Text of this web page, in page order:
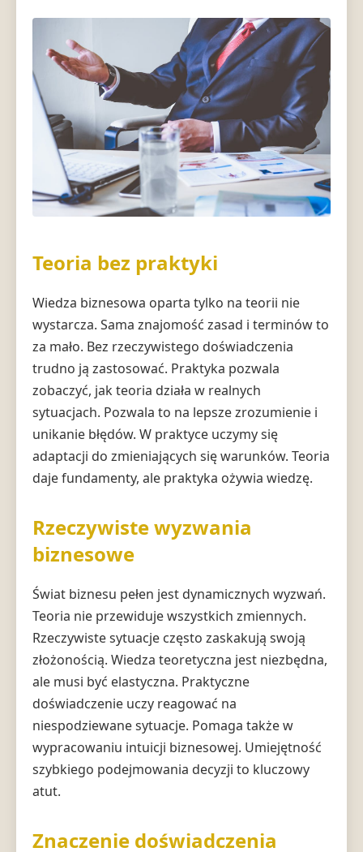
Teoria bez praktyki
Wiedza biznesowa oparta tylko na teorii nie
wystarcza. Sama znajomość zasad i terminów to
za mało. Bez rzeczywistego doświadczenia
trudno ją zastosować. Praktyka pozwala
zobaczyć, jak teoria działa w realnych
sytuacjach. Pozwala to na lepsze zrozumienie i
unikanie błędów. W praktyce uczymy się
adaptacji do zmieniających się warunków. Teoria
daje fundamenty, ale praktyka ożywia wiedzę.
Rzeczywiste wyzwania
biznesowe
Świat biznesu pełen jest dynamicznych wyzwań.
Teoria nie przewiduje wszystkich zmiennych.
Rzeczywiste sytuacje często zaskakują swoją
złożonością. Wiedza teoretyczna jest niezbędna,
ale musi być elastyczna. Praktyczne
doświadczenie uczy reagować na
niespodziewane sytuacje. Pomaga także w
wypracowaniu intuicji biznesowej. Umiejętność
szybkiego podejmowania decyzji to kluczowy
atut.
Znaczenie doświadczenia